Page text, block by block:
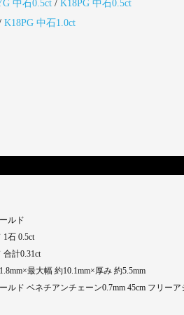
中石0.5ct/ K18PG 中石0.5ct
K18PG 中石1.0ct
ルド
1石 0.5ct
合計0.31ct
最大幅 約10.1mm×厚み 約5.5mm
ルド ベネチアンチェーン0.7mm 45cm フリー